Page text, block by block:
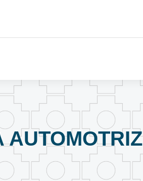
AUTOMOTRIZ